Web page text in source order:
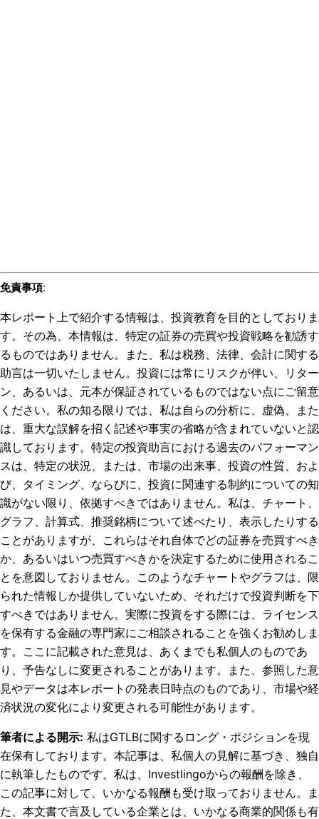
免責事項:
本レポート上で紹介する情報は、投資教育を目的としておりま
す。その為、本情報は、特定の証券の売買や投資戦略を勧誘す
るものではありません。また、私は税務、法律、会計に関する
助言は一切いたしません。投資には常にリスクが伴い、リター
ン、あるいは、元本が保証されているものではない点にご留意
ください。私の知る限りでは、私は自らの分析に、虚偽、また
は、重大な誤解を招く記述や事実の省略が含まれていないと認
識しております。特定の投資助言における過去のパフォーマン
スは、特定の状況、または、市場の出来事、投資の性質、およ
び、タイミング、ならびに、投資に関連する制約についての知
識がない限り、依拠すべきではありません。私は、チャート、
グラフ、計算式、推奨銘柄について述べたり、表示したりする
ことがありますが、これらはそれ自体でどの証券を売買すべき
か、あるいはいつ売買すべきかを決定するために使用されるこ
とを意図しておりません。このようなチャートやグラフは、限
られた情報しか提供していないため、それだけで投資判断を下
すべきではありません。実際に投資をする際には、ライセンス
を保有する金融の専門家にご相談されることを強くお勧めしま
す。ここに記載された意見は、あくまでも私個人のものであ
り、予告なしに変更されることがあります。また、参照した意
見やデータは本レポートの発表日時点のものであり、市場や経
済状況の変化により変更される可能性があります。
筆者による開示: 私はGTLBに関するロング・ポジションを現
在保有しております。 本記事は、私個人の見解に基づき、独自
に執筆したものです。私は、Investlingoからの報酬を除き、
この記事に対して、いかなる報酬も受け取っておりません。ま
た、本文書で言及している企業とは、いかなる商業的関係も有